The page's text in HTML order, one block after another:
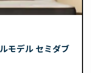
モデル セミダブ